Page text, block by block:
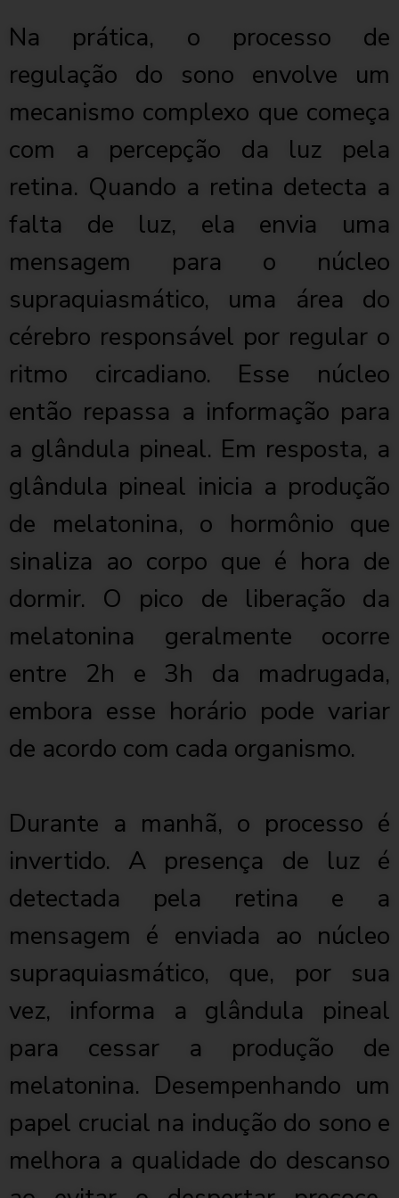
Na prática, o processo de
regulação do sono envolve um
mecanismo complexo que começa
com a percepção da luz pela
retina. Quando a retina detecta a
falta de luz, ela envia uma
mensagem para o núcleo
supraquiasmático, uma área do
cérebro responsável por regular o
ritmo circadiano. Esse núcleo
então repassa a informação para
a glândula pineal. Em resposta, a
glândula pineal inicia a produção
de melatonina, o hormônio que
sinaliza ao corpo que é hora de
dormir. O pico de liberação da
melatonina geralmente ocorre
entre 2h e 3h da madrugada,
embora esse horário pode variar
de acordo com cada organismo.
Durante a manhã, o processo é
invertido. A presença de luz é
detectada pela retina e a
mensagem é enviada ao núcleo
supraquiasmático, que, por sua
vez, informa a glândula pineal
para cessar a produção de
melatonina. Desempenhando um
papel crucial na indução do sono e
melhora a qualidade do descanso